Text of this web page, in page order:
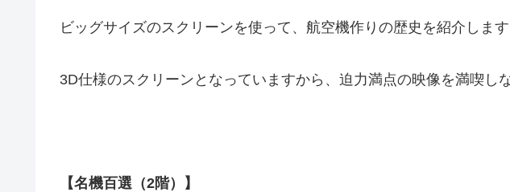
ビッグサイズのスクリーンを使って、航空機作りの歴史を紹介します
3D仕様のスクリーンとなっていますから、迫力満点の映像を満喫し
【名機百選（2階）】